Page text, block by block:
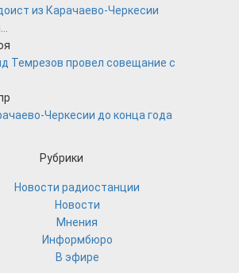
из Карачаево-Черкесии
Темрезов провел совещание с
Черкесии до конца года
Рубрики
Новости радиостанции
Новости
Мнения
Информбюро
В эфире